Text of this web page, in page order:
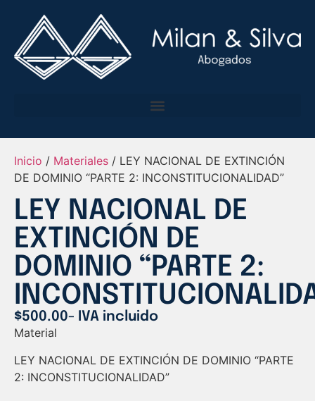
Inicio / Materiales / LEY NACIONAL DE EXTINCIÓN
DE DOMINIO “PARTE 2: INCONSTITUCIONALIDAD”
LEY NACIONAL DE
EXTINCIÓN DE
DOMINIO “PARTE 2:
$500.00- IVA incluido
Material
LEY NACIONAL DE EXTINCIÓN DE DOMINIO “PARTE
2: INCONSTITUCIONALIDAD”